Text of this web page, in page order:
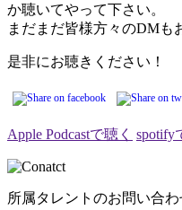
か聴いてやって下さい。
まだまだ皆様方々のDMも
是非にお聴きください！
Apple Podcastで聴く spotify
所属タレントのお問い合